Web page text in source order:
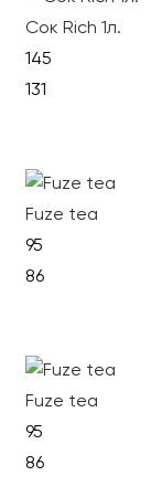
Сок Rich 1л.
145
131
Fuze tea
95
86
Fuze tea
95
86